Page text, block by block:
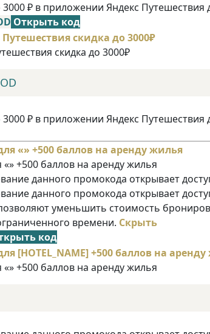
3000 ₽ в приложении Яндекс Путешествия
Открыть код
скидка до 3000₽
3000 ₽ в приложении Яндекс Путешествия
«» +500 баллов на аренду жилья
данного промокода открывает
данного промокода открывает
уменьшить стоимость
времени. Скрыть
код
«» +500 баллов на аренду жилья